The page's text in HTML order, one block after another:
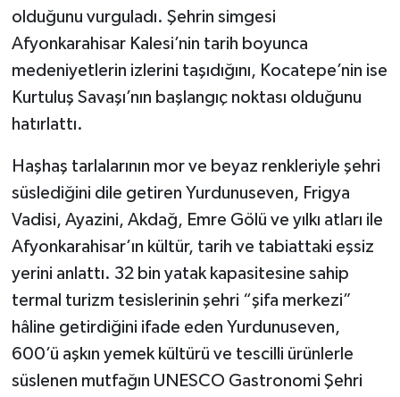
olduğunu vurguladı. Şehrin simgesi
Afyonkarahisar Kalesi’nin tarih boyunca
medeniyetlerin izlerini taşıdığını, Kocatepe’nin ise
Kurtuluş Savaşı’nın başlangıç noktası olduğunu
hatırlattı.
Haşhaş tarlalarının mor ve beyaz renkleriyle şehri
süslediğini dile getiren Yurdunuseven, Frigya
Vadisi, Ayazini, Akdağ, Emre Gölü ve yılkı atları ile
Afyonkarahisar’ın kültür, tarih ve tabiattaki eşsiz
yerini anlattı. 32 bin yatak kapasitesine sahip
termal turizm tesislerinin şehri “şifa merkezi”
hâline getirdiğini ifade eden Yurdunuseven,
600’ü aşkın yemek kültürü ve tescilli ürünlerle
süslenen mutfağın UNESCO Gastronomi Şehri